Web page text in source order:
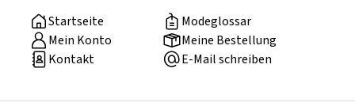
Startseite
Modeglossar
Mein Konto
Meine Bestellung
Kontakt
E-Mail schreiben